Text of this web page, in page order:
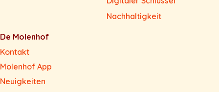
Nachhaltigkeit
De Molenhof
Kontakt
Molenhof App
Neuigkeiten